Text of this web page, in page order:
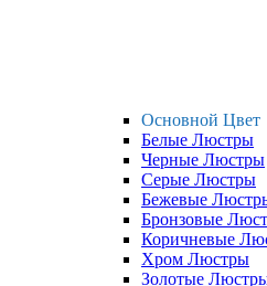
Основной Цвет
Белые Люстры
Черные Люстры
Серые Люстры
Бежевые
Бронзовые
Коричневые
Хром Люстры
Золотые